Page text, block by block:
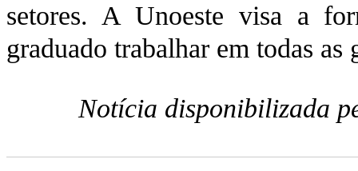
setores. A Unoeste visa a
graduado trabalhar em todas as
Notícia disponibilizada